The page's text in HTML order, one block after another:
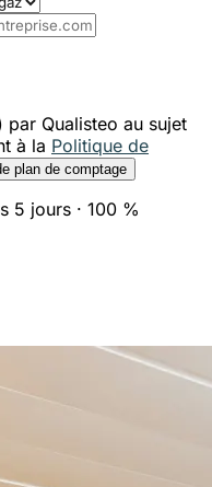
Qualisteo au sujet
à la Politique de
plan de comptage
5 jours · 100 %